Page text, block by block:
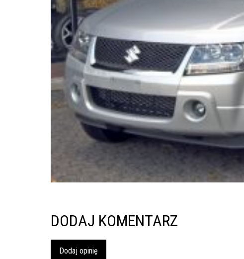
kontakt@auto-
inspekcje.pl
Mazowieckie
DODAJ KOMENTARZ
Dodaj opinię